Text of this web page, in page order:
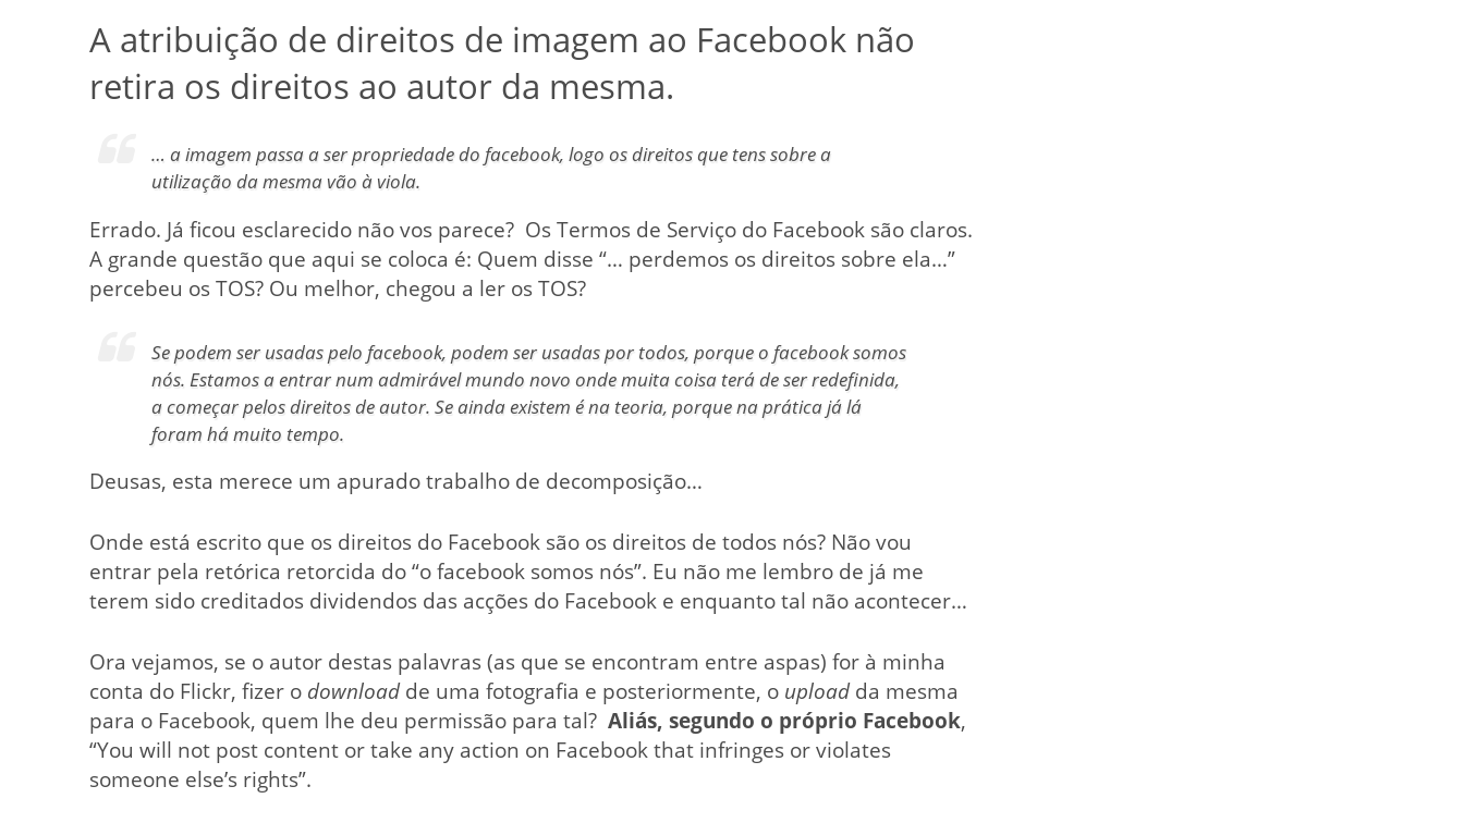
A atribuição de direitos de imagem ao Facebook não
retira os direitos ao autor da mesma.
… a imagem passa a ser propriedade do facebook, logo os direitos que tens sobre a
utilização da mesma vão à viola.
Errado. Já ficou esclarecido não vos parece? Os Termos de Serviço do Facebook são claros.
A grande questão que aqui se coloca é: Quem disse “… perdemos os direitos sobre ela…”
percebeu os TOS? Ou melhor, chegou a ler os TOS?
Se podem ser usadas pelo facebook, podem ser usadas por todos, porque o facebook somos
nós. Estamos a entrar num admirável mundo novo onde muita coisa terá de ser redefinida,
a começar pelos direitos de autor. Se ainda existem é na teoria, porque na prática já lá
foram há muito tempo.
Deusas, esta merece um apurado trabalho de decomposição…
Onde está escrito que os direitos do Facebook são os direitos de todos nós? Não vou
entrar pela retórica retorcida do “o facebook somos nós”. Eu não me lembro de já me
terem sido creditados dividendos das acções do Facebook e enquanto tal não acontecer…
Ora vejamos, se o autor destas palavras (as que se encontram entre aspas) for à minha
conta do Flickr, fizer o downloadde uma fotografia e posteriormente, o uploadda mesma
para o Facebook, quem lhe deu permissão para tal? Aliás, segundo o próprio Facebook,
“You will not post content or take any action on Facebook that infringes or violates
someone else’s rights”.